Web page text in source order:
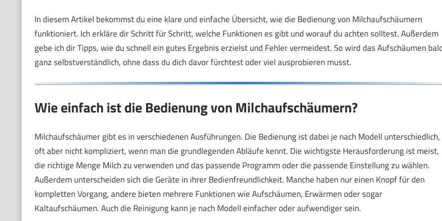
In diesem Artikel bekommst du eine klare und einfache Übersicht, wie die Bedienung von Milchaufschäumern
funktioniert. Ich erkläre dir Schritt für Schritt, welche Funktionen es gibt und worauf du achten solltest. Außerdem
gebe ich dir Tipps, wie du schnell ein gutes Ergebnis erzielst und Fehler vermeidest. So wird das Aufschäumen
ganz selbstverständlich, ohne dass du dich davor fürchtest oder viel ausprobieren musst.
Wie einfach ist die Bedienung von Milchaufschäumern?
Milchaufschäumer gibt es in verschiedenen Ausführungen. Die Bedienung ist dabei je nach Modell unterschiedlich,
oft aber nicht kompliziert, wenn man die grundlegenden Abläufe kennt. Die wichtigste Herausforderung ist meist,
die richtige Menge Milch zu verwenden und das passende Programm oder die passende Einstellung zu wählen.
Außerdem unterscheiden sich die Geräte in ihrer Bedienfreundlichkeit. Manche haben nur einen Knopf für den
kompletten Vorgang, andere bieten mehrere Funktionen wie Aufschäumen, Erwärmen oder sogar
Kaltaufschäumen. Auch die Reinigung kann je nach Modell einfacher oder aufwendiger sein.